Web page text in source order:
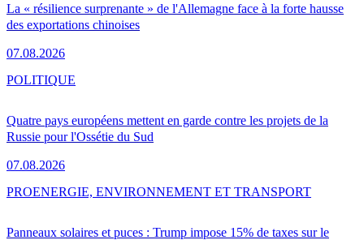
La « résilience surprenante » de l'Allemagne face à la forte hausse
des exportations chinoises
07.08.2026
Quatre pays européens mettent en garde contre les projets de la
Russie pour l'Ossétie du Sud
07.08.2026
POLITIQUE
Panneaux solaires et puces : Trump impose 15% de taxes sur le
PROENERGIE, ENVIRONNEMENT ET TRANSPORT